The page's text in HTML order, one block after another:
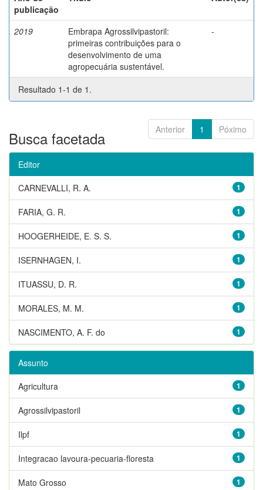
publicação
2019
Embrapa Agrossilvipastoril:
primeiras contribuições para o
desenvolvimento de uma
agropecuária sustentável.
-
Resultado 1-1 de 1.
Anterior 1 Póximo
Busca facetada
Editor
1
CARNEVALLI, R. A.
1
FARIA, G. R.
1
HOOGERHEIDE, E. S. S.
1
ISERNHAGEN, I.
1
ITUASSU, D. R.
1
MORALES, M. M.
1
NASCIMENTO, A. F. do
Assunto
1
Agricultura
1
Agrossilvipastoril
1
Ilpf
1
Integracao lavoura-pecuaria-floresta
1
Mato Grosso